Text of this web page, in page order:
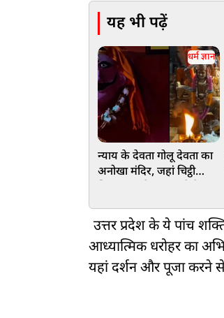
यह भी पढ़ें
धर्म ज्ञान
न्याय के देवता गोलू देवता का
अनोखा मंदिर, जहां चिट्ठी
उत्तर प्रदेश के ये पांच
आध्यात्मिक धरोहर का
यहां दर्शन और पूजा करने से